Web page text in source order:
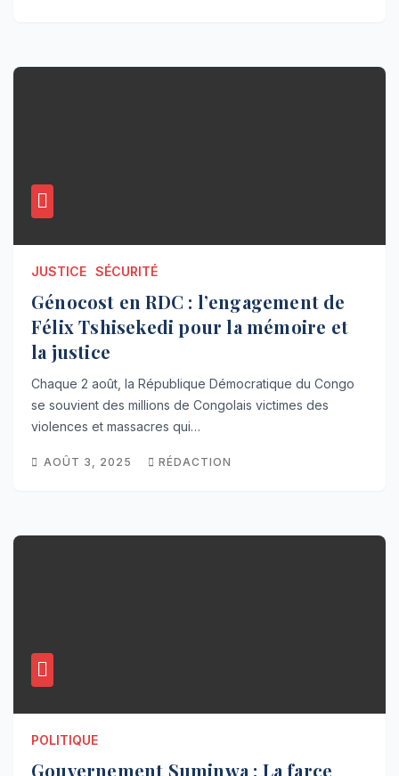
JUSTICE SÉCURITÉ
Génocost en RDC : l’engagement de
Félix Tshisekedi pour la mémoire et
la justice
Chaque 2 août, la République Démocratique du Congo
se souvient des millions de Congolais victimes des
violences et massacres qui…
AOÛT 3, 2025 RÉDACTION
POLITIQUE
Gouvernement Suminwa : La farce